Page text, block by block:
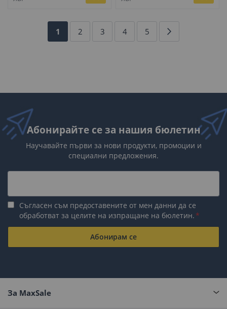
Страница
В
1 Страница
2 Страница
3 Страница
4 Страница
5
Абонирайте се за нашия бюлетин
Научавайте първи за нови продукти, промоции и
специални предложения.
Съгласен съм предоставените от мен данни да се
обработват за целите на изпращане на бюлетин.
Абонирам се
За MaxSale